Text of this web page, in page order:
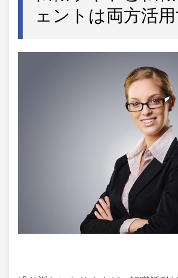
ェントは両方活